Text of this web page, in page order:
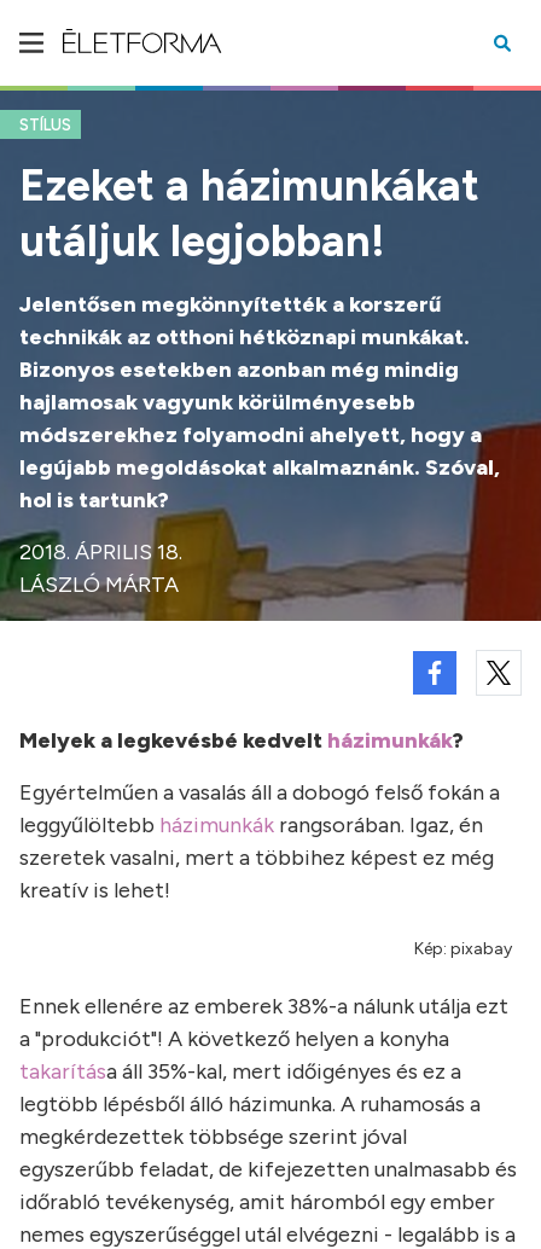
STÍLUS
Ezeket a házimunkákat
utáljuk legjobban!
Jelentősen megkönnyítették a korszerű
technikák az otthoni hétköznapi munkákat.
Bizonyos esetekben azonban még mindig
hajlamosak vagyunk körülményesebb
módszerekhez folyamodni ahelyett, hogy a
legújabb megoldásokat alkalmaznánk. Szóval,
hol is tartunk?
2018. ÁPRILIS 18.
LÁSZLÓ MÁRTA
Melyek a legkevésbé kedvelt házimunkák?
Egyértelműen a vasalás áll a dobogó felső fokán a
leggyűlöltebb házimunkák rangsorában. Igaz, én
szeretek vasalni, mert a többihez képest ez még
kreatív is lehet!
Kép: pixabay
Ennek ellenére az emberek 38%-a nálunk utálja ezt
a "produkciót"! A következő helyen a konyha
takarítása áll 35%-kal, mert időigényes és ez a
legtöbb lépésből álló házimunka. A ruhamosás a
megkérdezettek többsége szerint jóval
egyszerűbb feladat, de kifejezetten unalmasabb és
időrabló tevékenység, amit háromból egy ember
nemes egyszerűséggel utál elvégezni - legalább is a